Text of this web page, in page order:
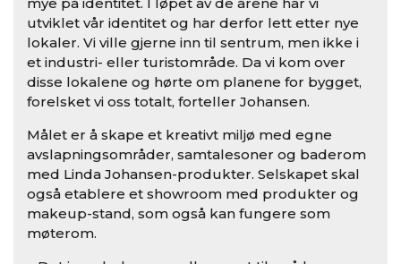
utviklet vår identitet og har derfor lett etter nye
lokaler. Vi ville gjerne inn til sentrum, men ikke i
et industri- eller turistområde. Da vi kom over
disse lokalene og hørte om planene for bygget,
forelsket vi oss totalt, forteller Johansen.
Målet er å skape et kreativt miljø med egne
avslapningsområder, samtalesoner og baderom
med Linda Johansen-produkter. Selskapet skal
også etablere et showroom med produkter og
makeup-stand, som også kan fungere som
møterom.